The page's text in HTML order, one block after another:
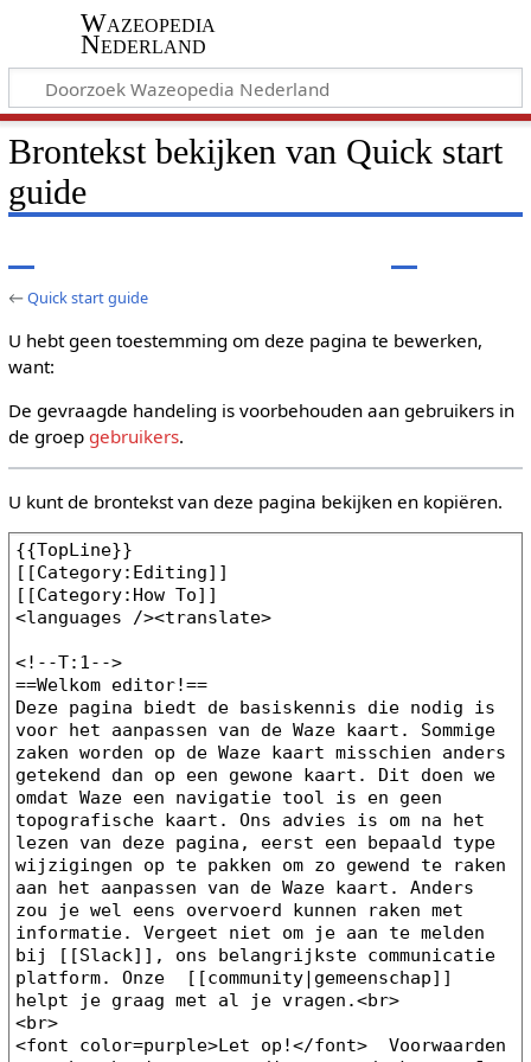
Wazeopedia
Nederland
Brontekst bekijken van Quick start
guide
←Quick start guide
U hebt geen toestemming om deze pagina te bewerken,
want:
De gevraagde handeling is voorbehouden aan gebruikers in
de groep gebruikers.
U kunt de brontekst van deze pagina bekijken en kopiëren.